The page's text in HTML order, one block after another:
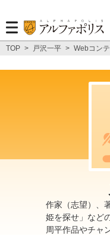
TOP > 戸沢一平 > Webコン
作家（志望）、
姫を探せ」など
周平作品やチャ